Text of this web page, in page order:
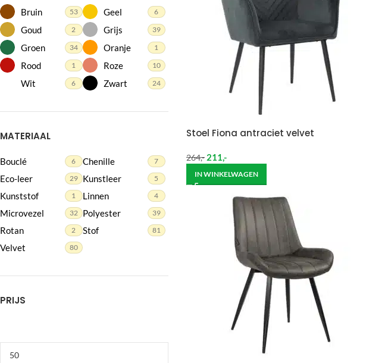
Bruin 53 Geel 6
Goud 2 Grijs 39
Groen 34 Oranje 1
Rood 1 Roze 10
Wit 6 Zwart 24
MATERIAAL
Bouclé 6 Chenille 7
Eco-leer 29 Kunstleer 5
Kunststof 1 Linnen 4
Microvezel 32 Polyester 39
Rotan 2 Stof 81
Velvet 80
PRIJS
Stoel Fiona antraciet velvet
264,- 211,-
IN WINKELWAGEN